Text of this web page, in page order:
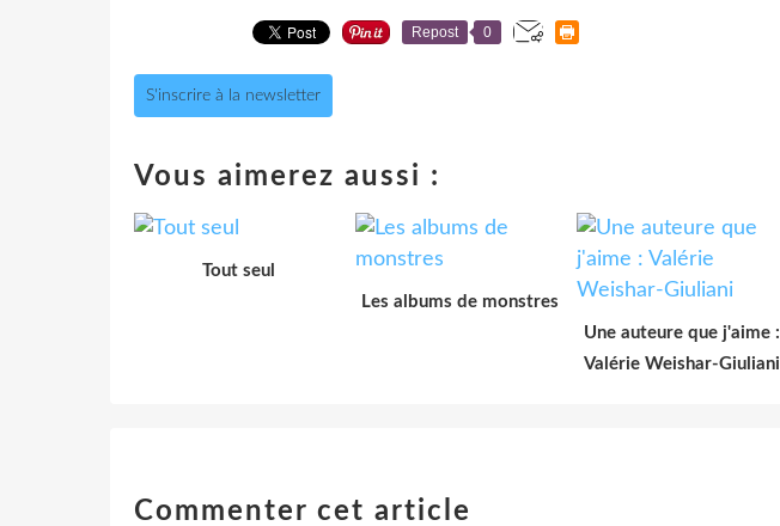
Repost 0
S'inscrire à la newsletter
Vous aimerez aussi :
Tout seul
Les albums de monstres
Une auteure que j'aime :
Valérie Weishar-Giuliani
Commenter cet article